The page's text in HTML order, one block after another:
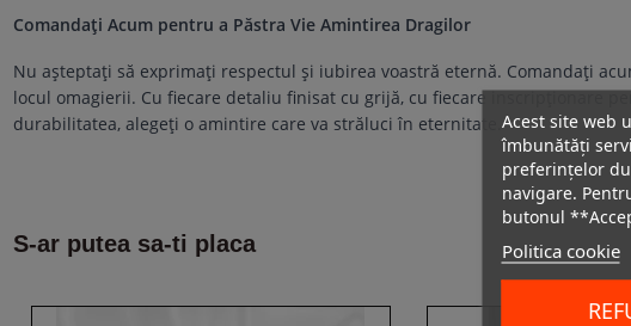
Acest site web
îmbunătăți
preferințelor
navigare.
butonul
Politica cookie
Comandați Acum pentru a Păstra Vie Amintirea Dragilor
Nu așteptați să exprimați respectul și iubirea voastră eternă. Comandați
locul omagierii. Cu fiecare detaliu finisat cu grijă, cu fiecare inscripționare
durabilitatea, alegeți o amintire care va străluci în eternitate.
S-ar putea sa-ti placa